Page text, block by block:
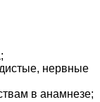
нервные
в анамнезе;